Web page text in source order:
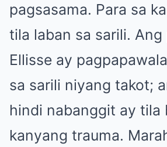
pagsasama. Para sa
tila laban sa sarili.
Ellisse ay
sa sarili niyang takot;
hindi nabanggit ay tila
kanyang trauma.